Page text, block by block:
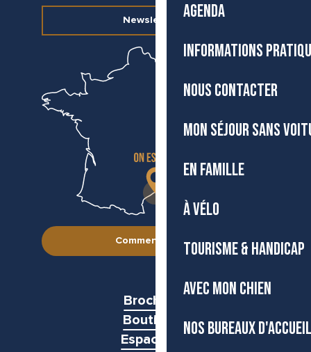
AGENDA
INFORMATIONS
NOUS CONTACTER
MON SÉJOUR SANS
EN FAMILLE
À VÉLO
TOURISME & HANDICAP
AVEC MON CHIEN
NOS BUREAUX D'ACCUEIL
Newsletter
Comment venir ?
Brochures
Boutiques
Espace pro